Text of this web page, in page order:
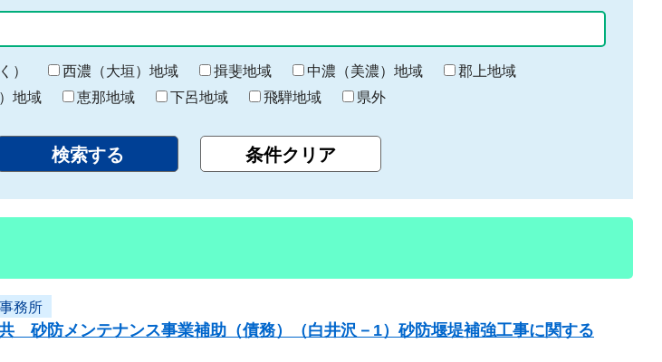
終
わ
り
） 西濃（大垣）地域 揖斐地域 中濃（美濃）地域
郡上地域
地域 恵那地域 下呂地域 飛騨地域 県外
務所
砂防メンテナンス事業補助（債務）（白井沢－1）砂防堰堤補強工事に関する